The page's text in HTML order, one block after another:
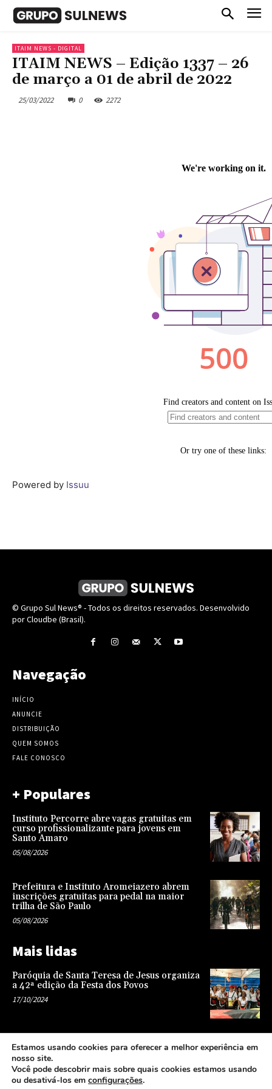
ITAIM NEWS - DIGITAL
ITAIM NEWS – Edição 1337 – 26
de março a 01 de abril de 2022
25/03/2022 0 2272
Powered by Issuu
© Grupo Sul News® - Todos os direitos reservados. Desenvolvido
por Cloudbe (Brasil).
Navegação
INÍCIO
ANUNCIE
DISTRIBUIÇÃO
QUEM SOMOS
FALE CONOSCO
+ Populares
Instituto Percorre abre vagas gratuitas em
curso profissionalizante para jovens em
Santo Amaro
05/08/2026
Prefeitura e Instituto Aromeiazero abrem
inscrições gratuitas para pedal na maior
trilha de São Paulo
05/08/2026
Mais lidas
Paróquia de Santa Teresa de Jesus organiza
a 42ª edição da Festa dos Povos
17/10/2024
Representatividade na infância: o papel da
escola na formação de uma sociedade mais
justa e equitativa
26/04/2024
Estamos usando cookies para oferecer a melhor experiência em
nosso site.
Você pode descobrir mais sobre quais cookies estamos usando
ou desativá-los em configurações.